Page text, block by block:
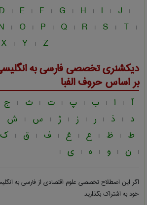
D | E | F | G | H | I | J |
| O | P | Q | R | S | T |
X | Y | Z
دیکشنری تخصصی فارسی به
بر اساس حروف الفبا
آ | ا | ب | پ | ت | ث | ج
د | ذ | ر | ز | ژ | س | ش
ط | ظ | ع | غ | ف | ق | ک
| ن | و | ه | ی |
اگر این اصطلاح تخصصی علوم اقتصادی از فارسی به
خود به اشتراک بگذارید